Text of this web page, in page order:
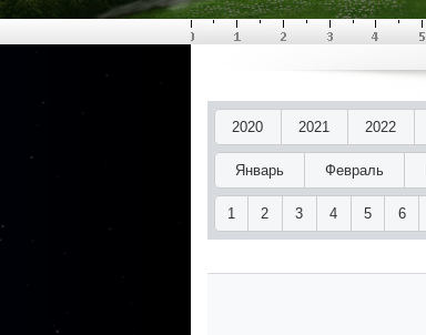
2020 2021 2022
Январь Февраль
1 2 3 4 5 6